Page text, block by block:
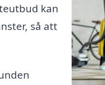
kan
så att